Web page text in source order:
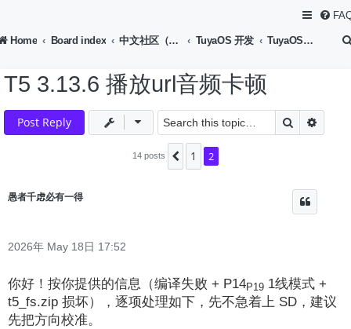
Home Board index 中文社区（Chinese Forum） TuyaOS 开发 TuyaOS-联网单品开发
T5 3.13.6 播放url音频卡顿
Post Reply Search
14 posts Previous
1 2
愚者千虑必有一得
2026年 May 18日 17:52
你好！按你提供的信息（编译失败 + P14P19 1线模式 +
t5_fs.zip 损坏），逐项处理如下，先不急着上 SD，建议
先把方向校准。